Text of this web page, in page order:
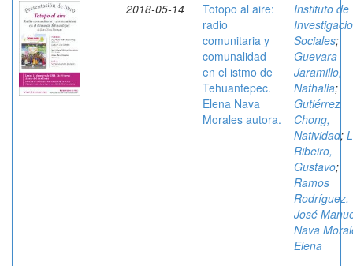
2018-05-14
Totopo al aire:
radio
comunitaria y
comunalidad
en el istmo de
Tehuantepec.
Elena Nava
Morales autora.
Instituto de
Sociales;
Guevara
Jaramillo,
Nathalia;
Gutiérrez
Chong,
Natividad;
Ribeiro,
Gustavo;
Ramos
Rodríguez,
José
Nava
Elena